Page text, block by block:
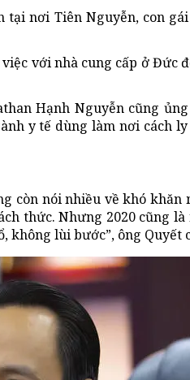
nơi Tiên Nguyễn, con
với nhà cung cấp ở Đức
Hạnh Nguyễn cũng
y tế dùng làm nơi cách ly
còn nói nhiều về khó
thức. Nhưng 2020 cũng
không lùi bước”, ông Quyết